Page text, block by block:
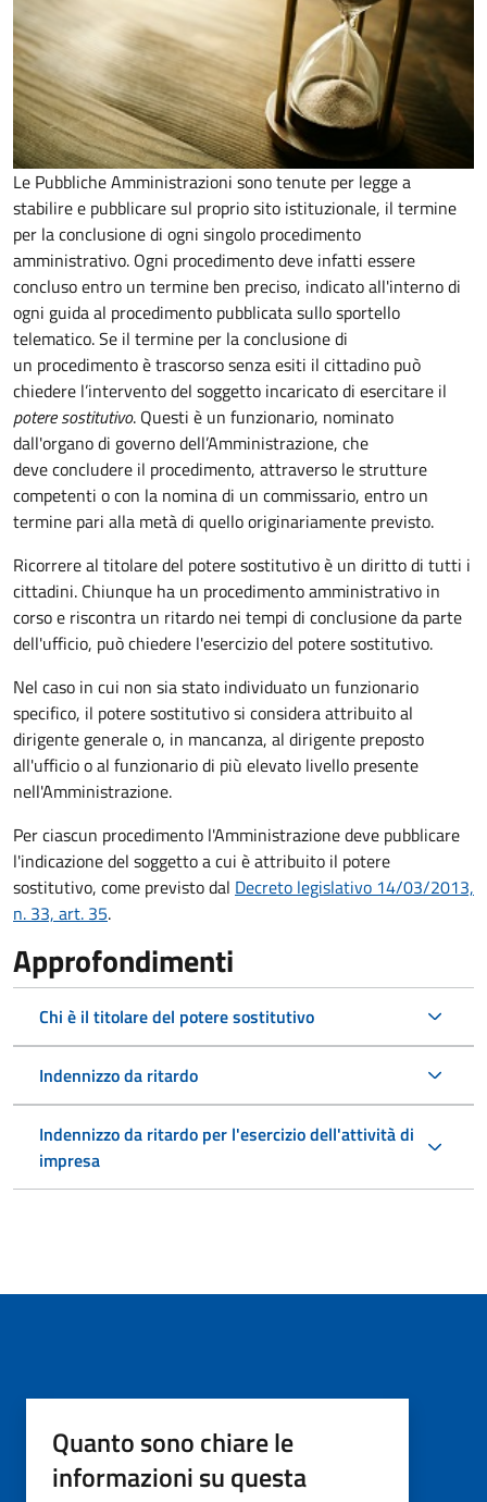
Le Pubbliche Amministrazioni sono tenute per legge a
stabilire e pubblicare sul proprio sito istituzionale, il termine
per la conclusione di ogni singolo procedimento
amministrativo. Ogni procedimento deve infatti essere
concluso entro un termine ben preciso, indicato all'interno di
ogni guida al procedimento pubblicata sullo sportello
telematico. Se il termine per la conclusione di
un procedimento è trascorso senza esiti il cittadino può
chiedere l’intervento del soggetto incaricato di esercitare il
potere sostitutivo. Questi è un funzionario, nominato
dall'organo di governo dell’Amministrazione, che
deve concludere il procedimento, attraverso le strutture
competenti o con la nomina di un commissario, entro un
termine pari alla metà di quello originariamente previsto.
Ricorrere al titolare del potere sostitutivo è un diritto di tutti i
cittadini. Chiunque ha un procedimento amministrativo in
corso e riscontra un ritardo nei tempi di conclusione da parte
dell'ufficio, può chiedere l'esercizio del potere sostitutivo.
Nel caso in cui non sia stato individuato un funzionario
specifico, il potere sostitutivo si considera attribuito al
dirigente generale o, in mancanza, al dirigente preposto
all'ufficio o al funzionario di più elevato livello presente
nell'Amministrazione.
Per ciascun procedimento l'Amministrazione deve pubblicare
l'indicazione del soggetto a cui è attribuito il potere
sostitutivo, come previsto dal Decreto legislativo 14/03/2013,
n. 33, art. 35.
Approfondimenti
Chi è il titolare del potere sostitutivo
Indennizzo da ritardo
Indennizzo da ritardo per l'esercizio dell'attività di
impresa
Quanto sono chiare le
informazioni su questa